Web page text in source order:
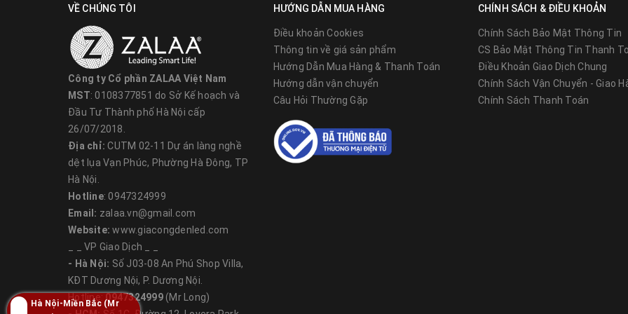
Cột đèn cây thông ZCV-H8000 với các màu sắc theo yêu cầu
Đèn Cây Thông ZCV-H8000, sử dụng cột thép Φ130 dày 3.5mm làm thân chính với chiều cao 8m, tán cây
2m83 với cành là thép Φ21 dày 1.5mm, râu thép Φ4 được mạ kẽm nhúng nóng cực kì chắc chắn và bền
ngoài sơn tĩnh điện màu sắc theo yêu cầu.
VỀ CHÚNG TÔI
Công ty Cổ phần ZALAA Việt Nam
MST: 0108377851 do Sở Kế hoạch và
Đầu Tư Thành phố Hà Nội cấp
26/07/2018.
Địa chỉ: CUTM 02-11 Dự án làng nghề
dệt lụa Vạn Phúc, Phường Hà Đông, TP
Hà Nội.
Hotline: 0947324999
Email: zalaa.vn@gmail.com
Website:www.giacongdenled.com
_ _ VP Giao Dịch _ _
- Hà Nội: Số J03-08 An Phú Shop Villa,
KĐT Dương Nội, P. Dương Nội.
Hotline: 0947324999(Mr Long)
HƯỚNG DẪN MUA HÀNG
Điều khoản Cookies
Thông tin về giá sản phẩm
Hướng Dẫn Mua Hàng & Thanh Toán
Hướng dẫn vận chuyển
Câu Hỏi Thường Gặp
CHÍNH SÁCH & ĐIỀU KHOẢN
Chính Sách Bảo Mật Thông Tin
CS Bảo Mật Thông Tin Thanh
Điều Khoản Giao Dịch Chung
Chính Sách Vận Chuyển - Giao
Chính Sách Thanh Toán
Hà Nội-Miền Bắc (Mr